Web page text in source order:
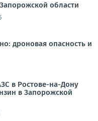
области
дроновая опасность и
в Ростове-на-Дону
в Запорожской